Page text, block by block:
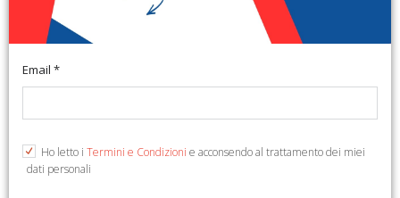
Marco Acquafredda. Una
Conversazione
Email *
Ho letto i Termini e Condizioni e acconsendo al trattamento dei miei
dati personali